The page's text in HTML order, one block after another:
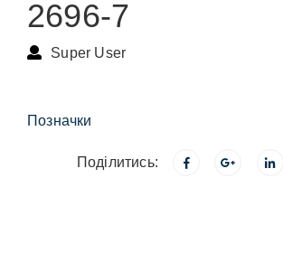
2696-7
Super User
Позначки
Поділитись: